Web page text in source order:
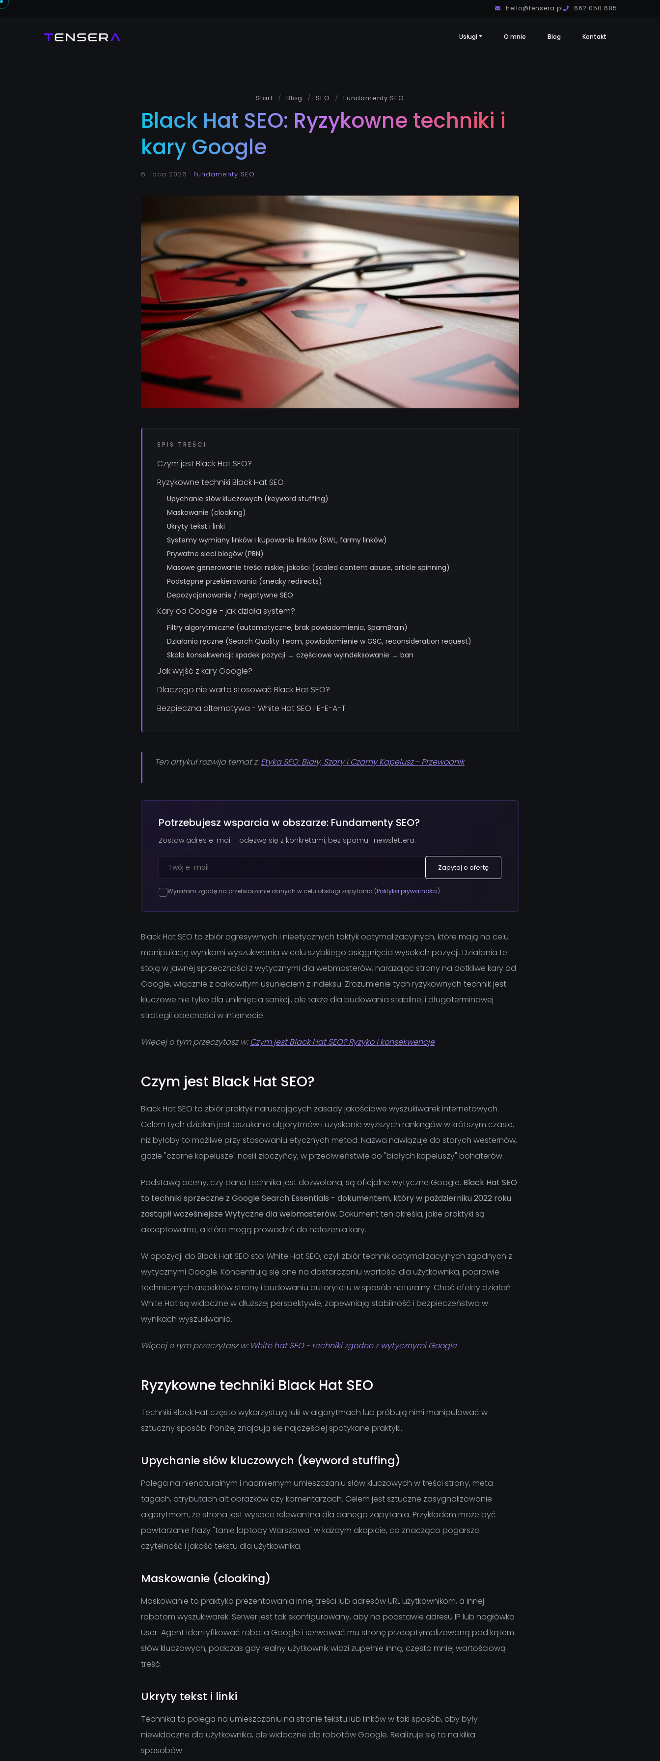
hello@tensera.pl 662 050 685
Usługi O mnie Blog Kontakt
Start Blog SEO Fundamenty SEO
Black Hat SEO: Ryzykowne techniki i
kary Google
6 lipca 2026 · Fundamenty SEO
SPIS TREŚCI
Czym jest Black Hat SEO?
Ryzykowne techniki Black Hat SEO
Upychanie słów kluczowych (keyword stuffing)
Maskowanie (cloaking)
Ukryty tekst i linki
Systemy wymiany linków i kupowanie linków (SWL, farmy linków)
Prywatne sieci blogów (PBN)
Masowe generowanie treści niskiej jakości (scaled content abuse, article spinning)
Podstępne przekierowania (sneaky redirects)
Depozycjonowanie / negatywne SEO
Kary od Google - jak działa system?
Filtry algorytmiczne (automatyczne, brak powiadomienia, SpamBrain)
Działania ręczne (Search Quality Team, powiadomienie w GSC, reconsideration request)
Skala konsekwencji: spadek pozycji → częściowe wyindeksowanie → ban
Jak wyjść z kary Google?
Dlaczego nie warto stosować Black Hat SEO?
Bezpieczna alternatywa - White Hat SEO i E-E-A-T
Ten artykuł rozwija temat z:Etyka SEO: Biały, Szary i Czarny Kapelusz - Przewodnik
Potrzebujesz wsparcia w obszarze: Fundamenty SEO?
Zostaw adres e-mail - odezwę się z konkretami, bez spamu i newslettera.
Zapytaj o ofertę
Wyrażam zgodę na przetwarzanie danych w celu obsługi zapytania (Polityka prywatności).
Black Hat SEO to zbiór agresywnych i nieetycznych taktyk optymalizacyjnych, które mają na celu
manipulację wynikami wyszukiwania w celu szybkiego osiągnięcia wysokich pozycji. Działania te
stoją w jawnej sprzeczności z wytycznymi dla webmasterów, narażając strony na dotkliwe kary od
Google, włącznie z całkowitym usunięciem z indeksu. Zrozumienie tych ryzykownych technik jest
kluczowe nie tylko dla uniknięcia sankcji, ale także dla budowania stabilnej i długoterminowej
strategii obecności w internecie.
Więcej o tym przeczytasz w: Czym jest Black Hat SEO? Ryzyko i konsekwencje
Czym jest Black Hat SEO?
Black Hat SEO to zbiór praktyk naruszających zasady jakościowe wyszukiwarek internetowych.
Celem tych działań jest oszukanie algorytmów i uzyskanie wyższych rankingów w krótszym czasie,
niż byłoby to możliwe przy stosowaniu etycznych metod. Nazwa nawiązuje do starych westernów,
gdzie "czarne kapelusze" nosili złoczyńcy, w przeciwieństwie do "białych kapeluszy" bohaterów.
Podstawą oceny, czy dana technika jest dozwolona, są oficjalne wytyczne Google. Black Hat SEO
to techniki sprzeczne z Google Search Essentials - dokumentem, który w październiku 2022 roku
zastąpił wcześniejsze Wytyczne dla webmasterów. Dokument ten określa, jakie praktyki są
akceptowalne, a które mogą prowadzić do nałożenia kary.
W opozycji do Black Hat SEO stoi White Hat SEO, czyli zbiór technik optymalizacyjnych zgodnych z
wytycznymi Google. Koncentrują się one na dostarczaniu wartości dla użytkownika, poprawie
technicznych aspektów strony i budowaniu autorytetu w sposób naturalny. Choć efekty działań
White Hat są widoczne w dłuższej perspektywie, zapewniają stabilność i bezpieczeństwo w
wynikach wyszukiwania.
Więcej o tym przeczytasz w: White hat SEO - techniki zgodne z wytycznymi Google
Ryzykowne techniki Black Hat SEO
Techniki Black Hat często wykorzystują luki w algorytmach lub próbują nimi manipulować w
sztuczny sposób. Poniżej znajdują się najczęściej spotykane praktyki.
Upychanie słów kluczowych (keyword stuffing)
Polega na nienaturalnym i nadmiernym umieszczaniu słów kluczowych w treści strony, meta
tagach, atrybutach alt obrazków czy komentarzach. Celem jest sztuczne zasygnalizowanie
algorytmom, że strona jest wysoce relewantna dla danego zapytania. Przykładem może być
powtarzanie frazy "tanie laptopy Warszawa" w każdym akapicie, co znacząco pogarsza
czytelność i jakość tekstu dla użytkownika.
Maskowanie (cloaking)
Maskowanie to praktyka prezentowania innej treści lub adresów URL użytkownikom, a innej
robotom wyszukiwarek. Serwer jest tak skonfigurowany, aby na podstawie adresu IP lub nagłówka
User-Agent identyfikować robota Google i serwować mu stronę przeoptymalizowaną pod kątem
słów kluczowych, podczas gdy realny użytkownik widzi zupełnie inną, często mniej wartościową
treść.
Ukryty tekst i linki
Technika ta polega na umieszczaniu na stronie tekstu lub linków w taki sposób, aby były
niewidoczne dla użytkownika, ale widoczne dla robotów Google. Realizuje się to na kilka
sposobów: